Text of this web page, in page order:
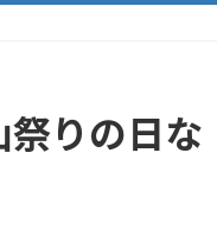
祭りの日な